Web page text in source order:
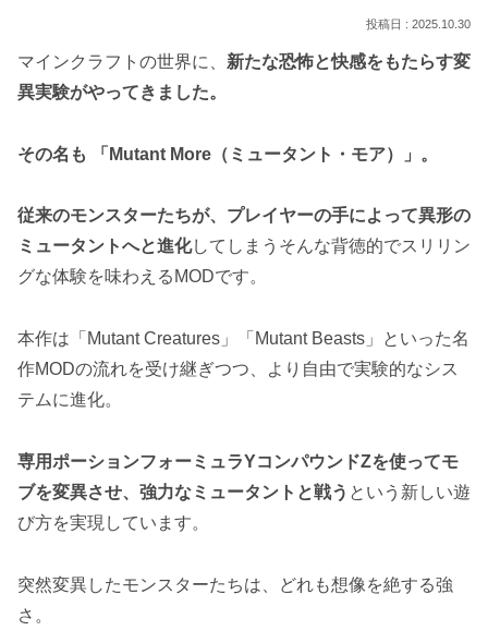
2025.10.30
マインクラフトの世界に、 新たな恐怖と快感をもたらす変
異実験がやってきました。
その名も 「Mutant More（ミュータント・モア）」。
従来のモンスターたちが、プレイヤーの手によって異形の
ミュータントへと進化してしまうそんな背徳的でスリリン
グな体験を味わえるMODです。
本作は「Mutant Creatures」「Mutant Beasts」といった名
作MODの流れを受け継ぎつつ、より自由で実験的なシス
テムに進化。
専用ポーションフォーミュラYコンパウンドZを使ってモ
ブを変異させ、強力なミュータントと戦う という新しい遊
び方を実現しています。
突然変異したモンスターたちは、どれも想像を絶する強
さ。